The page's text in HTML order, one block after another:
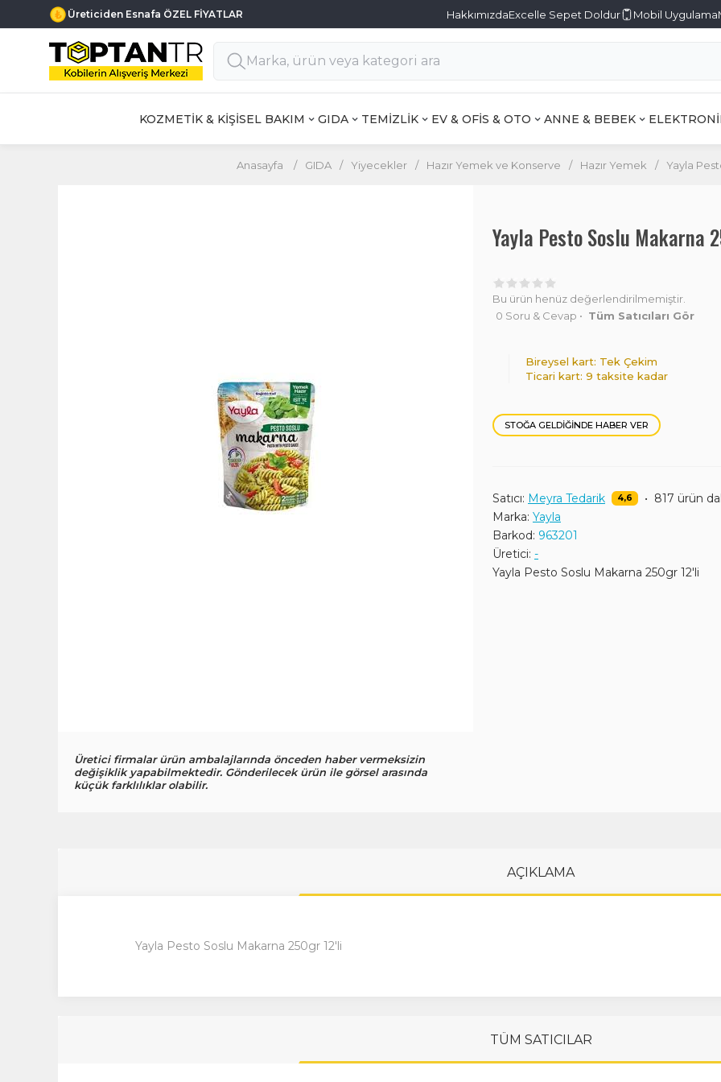
Üreticiden Esnafa ÖZEL FİYATLAR HakkımızdaExcelle Sepet Doldur Mobil Uygulama
KOZMETİK & KİŞİSEL BAKIM GIDA TEMİZLİK EV & OFİS & OTO ANNE & BEBEK
Anasayfa / GIDA / Yiyecekler / Hazır Yemek ve Konserve / Hazır Yemek / Yayla
Üretici firmalar ürün ambalajlarında önceden haber vermeksizin
değişiklik yapabilmektedir. Gönderilecek ürün ile görsel arasında
küçük farklılıklar olabilir.
Yayla Pesto Soslu Makarna
Bu ürün henüz değerlendirilmemiştir.
0 Soru & Cevap • Tüm Satıcıları Gör
Bireysel kart: Tek Çekim
Ticari kart: 9 taksite kadar
STOĞA GELDIĞINDE HABER VER
Satıcı: Meyra Tedarik 4,6 • 817 ürün
Marka: Yayla
Barkod: 963201
Üretici: -
Yayla Pesto Soslu Makarna 250gr 12'li
AÇIKLAMA
Yayla Pesto Soslu Makarna 250gr 12'li
TÜM SATICILAR